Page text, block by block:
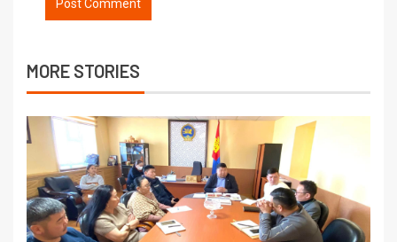
MORE STORIES